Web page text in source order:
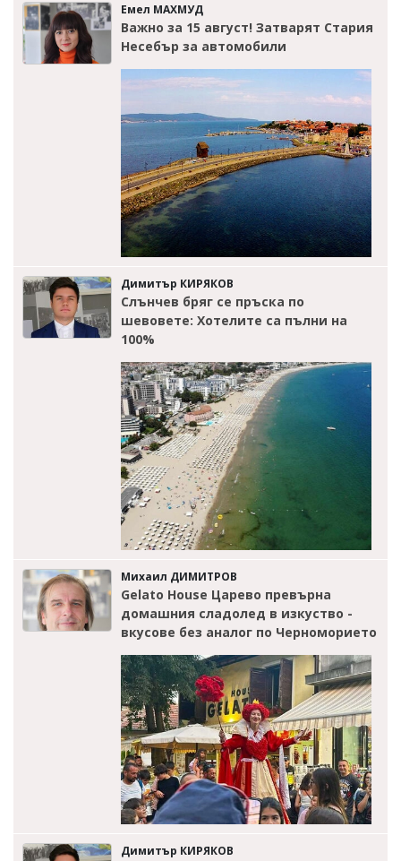
Емел МАХМУД
Важно за 15 август! Затварят Стария
Несебър за автомобили
Димитър КИРЯКОВ
Слънчев бряг се пръска по
шевовете: Хотелите са пълни на
100%
Михаил ДИМИТРОВ
Gelato House Царево превърна
домашния сладолед в изкуство -
вкусове без аналог по Черноморието
Димитър КИРЯКОВ